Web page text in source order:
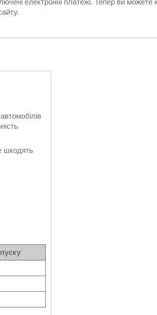
електронні платежі. Тепер ви
шкодять